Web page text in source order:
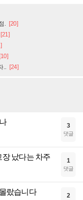
. [20]
[21]
[10]
.. [24]
3
댓글
났다는 차주 1
댓글
랐습니다 2